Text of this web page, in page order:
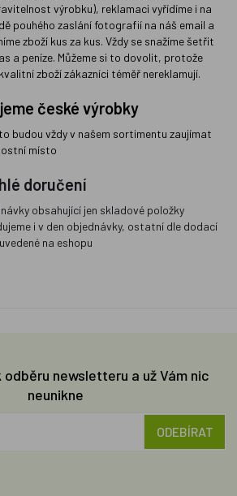
výrobku), reklamaci vyřídíme i na
pouhého zaslání fotografií na náš email a
zboží kus za kus. Vždy se snažíme šetřit
a peníze. Můžeme si to dovolit, protože
zboží zákazníci téměř nereklamují.
české výrobky
budou vždy v našem sortimentu zaujímat
místo
doručení
obsahující jen skladové položky
i v den objednávky, ostatní dle dodací
na eshopu
newsletteru a už Vám nic
neunikne
ODEBÍRAT